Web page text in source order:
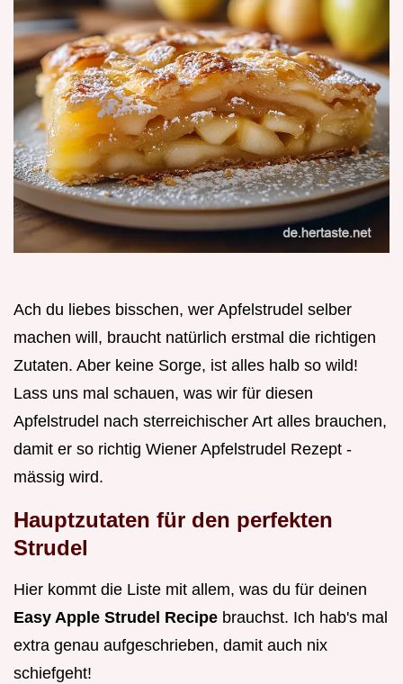
Ach du liebes bisschen, wer Apfelstrudel selber
machen will, braucht natürlich erstmal die richtigen
Zutaten. Aber keine Sorge, ist alles halb so wild!
Lass uns mal schauen, was wir für diesen
Apfelstrudel nach sterreichischer Art alles brauchen,
damit er so richtig Wiener Apfelstrudel Rezept -
mässig wird.
Hauptzutaten für den perfekten
Strudel
Hier kommt die Liste mit allem, was du für deinen
Easy Apple Strudel Recipe brauchst. Ich hab's mal
extra genau aufgeschrieben, damit auch nix
schiefgeht!